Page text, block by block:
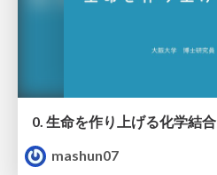
0. 生命を作り上げる化学結合
mashun07